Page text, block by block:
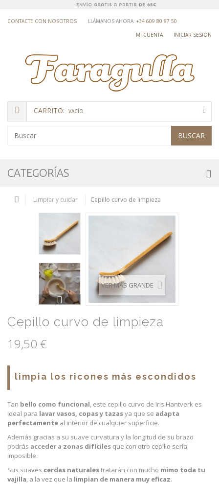
CONTACTE CON NOSOTROS LLÁMANOS AHORA: +34 609 80 87 50
INICIAR SESIÓN
MI CUENTA
CARRITO: VACÍO
BUSCAR
CATEGORÍAS
Limpiar y cuidar Cepillo curvo de limpieza
VER MÁS GRANDE
Cepillo curvo de limpieza
19,50 €
limpia los ricones más escondidos
Tan bello como funcional, este cepillo curvo de Iris Hantverk es
ideal para lavar vasos, copas y tazasya que se adapta
perfectamente al interior de cualquier superficie.
Además gracias a su suave curvatura y la longitud de su brazo
podrás acceder a zonas difíciles que con otro cepillo sería
imposible.
Sus suaves cerdas naturalestratarán con mucho mimo toda tu
vajilla, a la vez que la limpian de manera muy eficaz.